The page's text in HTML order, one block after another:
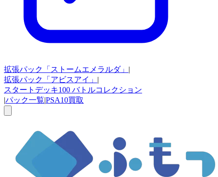
拡張パック 「ストームエメラルダ」 |
拡張パック
「アビスアイ」 |
スタートデッキ100 バトルコレクション
|パック一覧|PSA10買取